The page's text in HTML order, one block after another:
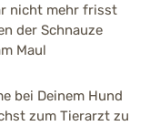
nicht mehr frisst
der Schnauze
Maul
bei Deinem Hund
zum Tierarzt zu